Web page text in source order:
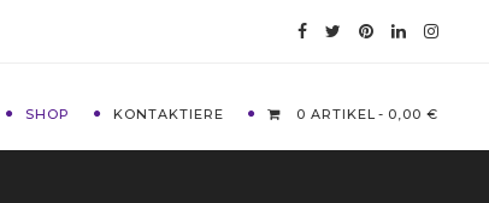
SHOP KONTAKTIERE 0 ARTIKEL 0,00 €